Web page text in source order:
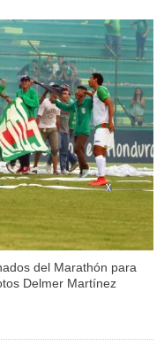
del Marathón para
Delmer Martínez
X
X